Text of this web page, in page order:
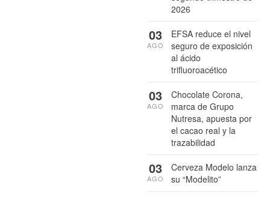
2026
EFSA reduce el nivel
seguro de exposición
al ácido
trifluoroacético
03
AGO
Chocolate Corona,
marca de Grupo
Nutresa, apuesta por
el cacao real y la
trazabilidad
03
AGO
Cerveza Modelo lanza
su “Modelito”
03
AGO